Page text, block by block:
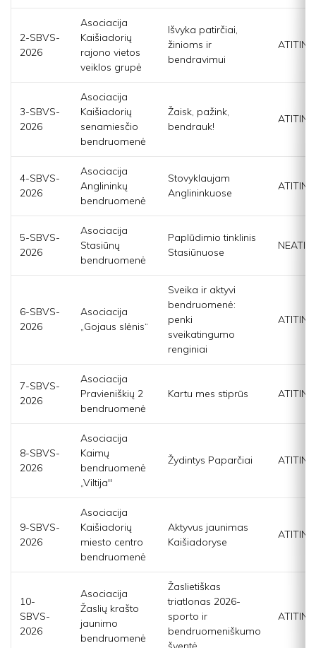
2-SBVS-
2026
Asociacija
Kaišiadorių
rajono vietos
veiklos grupė
Išvyka patirčiai,
žinioms ir
bendravimui
3-SBVS-
2026
Asociacija
Kaišiadorių
senamiesčio
bendruomenė
Žaisk, pažink,
bendrauk!
4-SBVS-
2026
Asociacija
Anglininkų
bendruomenė
Stovyklaujam
Anglininkuose
5-SBVS-
2026
Asociacija
Stasiūnų
bendruomenė
Paplūdimio tinklinis
Stasiūnuose
6-SBVS-
2026
Asociacija
„Gojaus slėnis“
Sveika ir aktyvi
bendruomenė:
penki
sveikatingumo
renginiai
7-SBVS-
2026
Asociacija
Pravieniškių 2
bendruomenė
Kartu mes stiprūs
8-SBVS-
2026
Asociacija
Kaimų
bendruomenė
„Viltija"
Žydintys Paparčiai
9-SBVS-
2026
Asociacija
Kaišiadorių
miesto centro
bendruomenė
Aktyvus jaunimas
Kaišiadoryse
10-
SBVS-
2026
Asociacija
Žaslių krašto
jaunimo
bendruomenė
Žaslietiškas
triatlonas 2026-
sporto ir
bendruomeniškumo